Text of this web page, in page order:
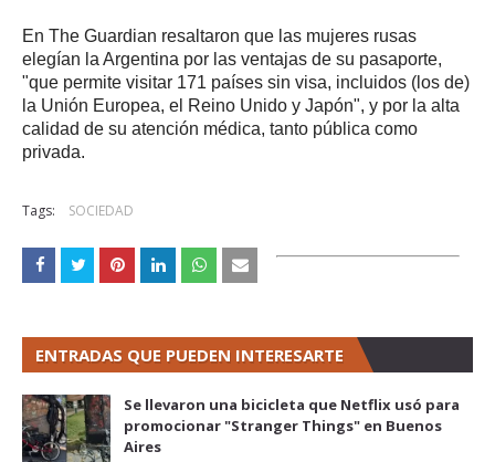
En The Guardian resaltaron que las mujeres rusas
elegían la Argentina por las ventajas de su pasaporte,
"que permite visitar 171 países sin visa, incluidos (los de)
la Unión Europea, el Reino Unido y Japón", y por la alta
calidad de su atención médica, tanto pública como
privada.
Tags: SOCIEDAD
ENTRADAS QUE PUEDEN INTERESARTE
Se llevaron una bicicleta que Netflix usó para
promocionar "Stranger Things" en Buenos
Aires